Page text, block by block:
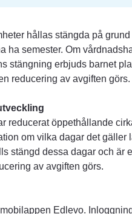
hållas stängda på grund
ha semester. Om
stängning erbjuds barnet
reducering av avgiften görs.
reducerat öppethållande
om vilka dagar det gäller
stängd dessa dagar och är
av avgiften görs.
Edlevo.